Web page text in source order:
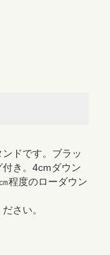
ドです。ブラッ
き。4cmダウン
程度のローダウン
さい。